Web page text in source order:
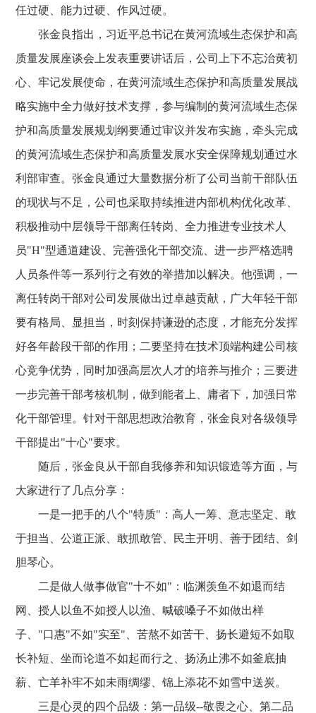
任过硬、能力过硬、作风过硬。
张金良指出，习近平总书记在黄河流域生态保护和高
质量发展座谈会上发表重要讲话后，公司上下不忘治黄初
心、牢记发展使命，在黄河流域生态保护和高质量发展战
略实施中全力做好技术支撑，参与编制的黄河流域生态保
护和高质量发展规划纲要通过审议并发布实施，牵头完成
的黄河流域生态保护和高质量发展水安全保障规划通过水
利部审查。张金良通过大量数据分析了公司当前干部队伍
的现状与不足，公司也采取持续推进内部机构优化改革、
积极推动中层领导干部离任转岗、全力推进专业技术人
员"H"型通道建设、完善强化干部交流、进一步严格选聘
人员条件等一系列行之有效的举措加以解决。他强调，一
离任转岗干部对公司发展做出过卓越贡献，广大年轻干部
要有格局、显担当，时刻保持谦逊的态度，才能充分发挥
好各年龄段干部的作用；二要坚持在技术顶端构建公司核
心竞争优势，同时加强高层次人才的培养与推介；三要进
一步完善干部考核机制，做到能者上、庸者下，加强日常
化干部管理。针对干部思想政治教育，张金良对各级领导
干部提出"十心"要求。
随后，张金良从干部自我修养和知识锻造等方面，与
大家进行了几点分享：
一是一把手的八个"特质"：高人一筹、意志坚定、敢
于担当、公道正派、敢抓敢管、民主开明、善于团结、剑
胆琴心。
二是做人做事做官"十不如"：临渊羡鱼不如退而结
网、授人以鱼不如授人以渔、喊破嗓子不如做出样
子、"口惠"不如"实至"、苦熬不如苦干、扬长避短不如取
长补短、坐而论道不如起而行之、扬汤止沸不如釜底抽
薪、亡羊补牢不如未雨绸缪、锦上添花不如雪中送炭。
三是心灵的四个品级：第一品级--敬畏之心、第二品